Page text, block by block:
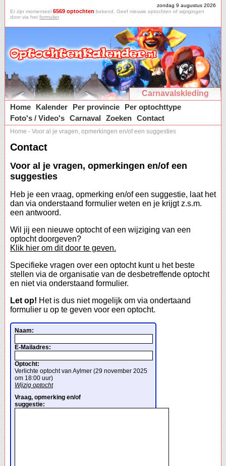
zondag 9 augustus 2026
Er zijn momenteel 6569 optochten bekend. Geef nieuwe optochten of wijzigingen
door via het formulier.
Carnavalskleding
Home
Kalender Per provincie
Per optochttype
Foto's / Video's Carnaval Zoeken Contact
Home - Voor al je vragen, opmerkingen en/of een suggesties
Contact
Voor al je vragen, opmerkingen en/of een
suggesties
Heb je een vraag, opmerking en/of een suggestie, laat het
dan via onderstaand formulier weten en je krijgt z.s.m.
een antwoord.
Wil jij een nieuwe optocht of een wijziging van een
optocht doorgeven?
Klik hier om dit door te geven.
Specifieke vragen over een optocht kunt u het beste
stellen via de organisatie van de desbetreffende optocht
en niet via onderstaand formulier.
Let op! Het is dus niet mogelijk om via ondertaand
formulier u op te geven voor een optocht.
Naam:
E-Mailadres:
Optocht:
Verlichte optocht van Aylmer (29 november 2025
om 18:00 uur)
Wijzig optocht
Vraag, opmerking en/of
suggestie: